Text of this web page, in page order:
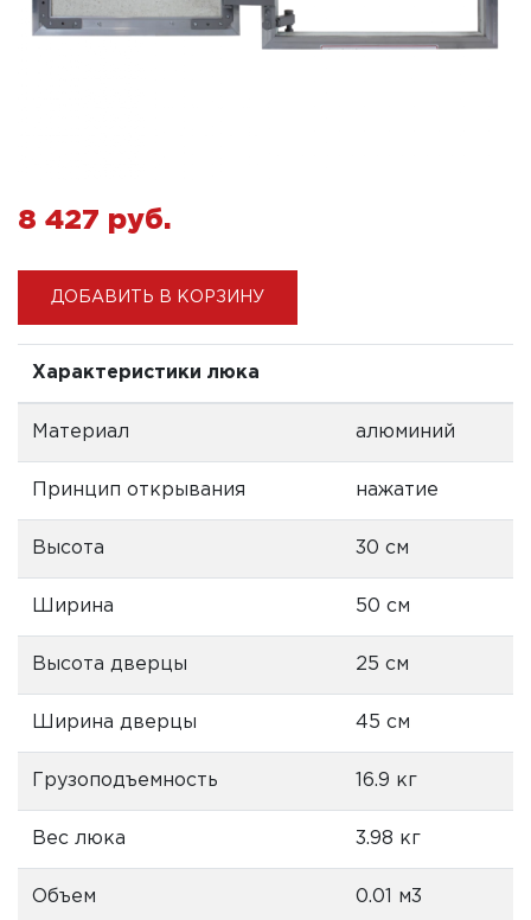
8 427 pуб.
ДОБАВИТЬ В КОРЗИНУ
Характеристики люка
Материал алюминий
Принцип открывания нажатие
Высота 30 см
Ширина 50 см
Высота дверцы 25 см
Ширина дверцы 45 см
Грузоподъемность 16.9 кг
Вес люка 3.98 кг
Объем 0.01 м3